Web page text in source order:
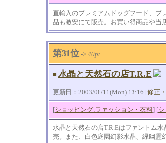
直輸入のプレミアムドッグフード、プ
品も激安にて販売。お買い得商品や当
第31位-> 40pt
■ 水晶と天然石の店T.R.E
更新日：2003/08/11(Mon) 13:16 [修正
[ショッピング:ファッション・衣料] [シ
水晶と天然石の店T.R.Eはファントム
売。また、白色庭園幻影水晶、緑幽霊